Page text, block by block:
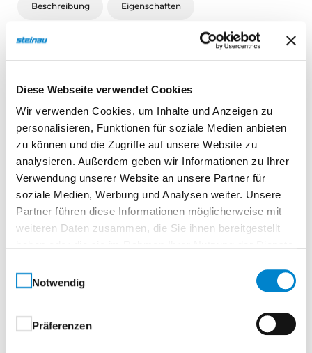
Diese Webseite verwendet Cookies
Wir verwenden Cookies, um Inhalte und Anzeigen zu
personalisieren, Funktionen für soziale Medien anbieten
zu können und die Zugriffe auf unsere Website zu
analysieren. Außerdem geben wir Informationen zu Ihrer
Verwendung unserer Website an unsere Partner für
soziale Medien, Werbung und Analysen weiter. Unsere
Partner führen diese Informationen möglicherweise mit
weiteren Daten zusammen, die Sie ihnen bereitgestellt
Notwendig
Präferenzen
Beschreibung Eigenschaften
Beschreibung
Echtholz Ami. Nussbaum geplankt Matt
Normtür, eckigTürelement Röhrenspanplatte
Edelholzfurniere – Natur. Charakter. Unikate.Jede
Tür ein Unikat.
Mit Edelholzfurnieren holen Sie sich die
und Zarge eine besondere Ausstrahlung – mit Farbe,
hervorbringen kann.Ob klassisch oder modern:
Unsere fein ausgewählte Kollektion umfasst auch